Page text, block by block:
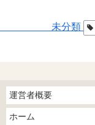
未分類
運営者概要
ホーム